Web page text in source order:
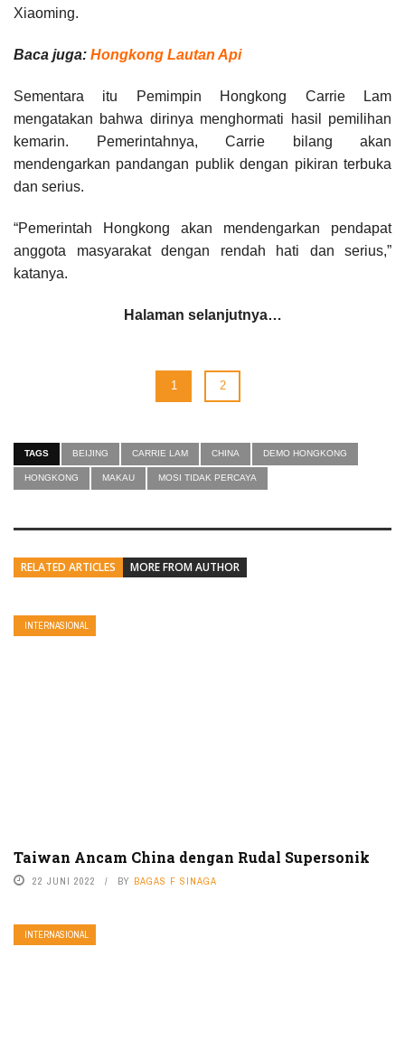
Xiaoming.
Baca juga: Hongkong Lautan Api
Sementara itu Pemimpin Hongkong Carrie Lam
mengatakan bahwa dirinya menghormati hasil pemilihan
kemarin. Pemerintahnya, Carrie bilang akan
mendengarkan pandangan publik dengan pikiran terbuka
dan serius.
“Pemerintah Hongkong akan mendengarkan pendapat
anggota masyarakat dengan rendah hati dan serius,”
katanya.
Halaman selanjutnya…
1 2
TAGS BEIJING CARRIE LAM CHINA DEMO HONGKONG
HONGKONG MAKAU MOSI TIDAK PERCAYA
RELATED ARTICLES MORE FROM AUTHOR
INTERNASIONAL
Taiwan Ancam China dengan Rudal Supersonik
22 JUNI 2022 BY BAGAS F SINAGA
INTERNASIONAL